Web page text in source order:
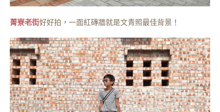
菁寮老街好好拍，一面紅磚牆就是文青照最佳背景！